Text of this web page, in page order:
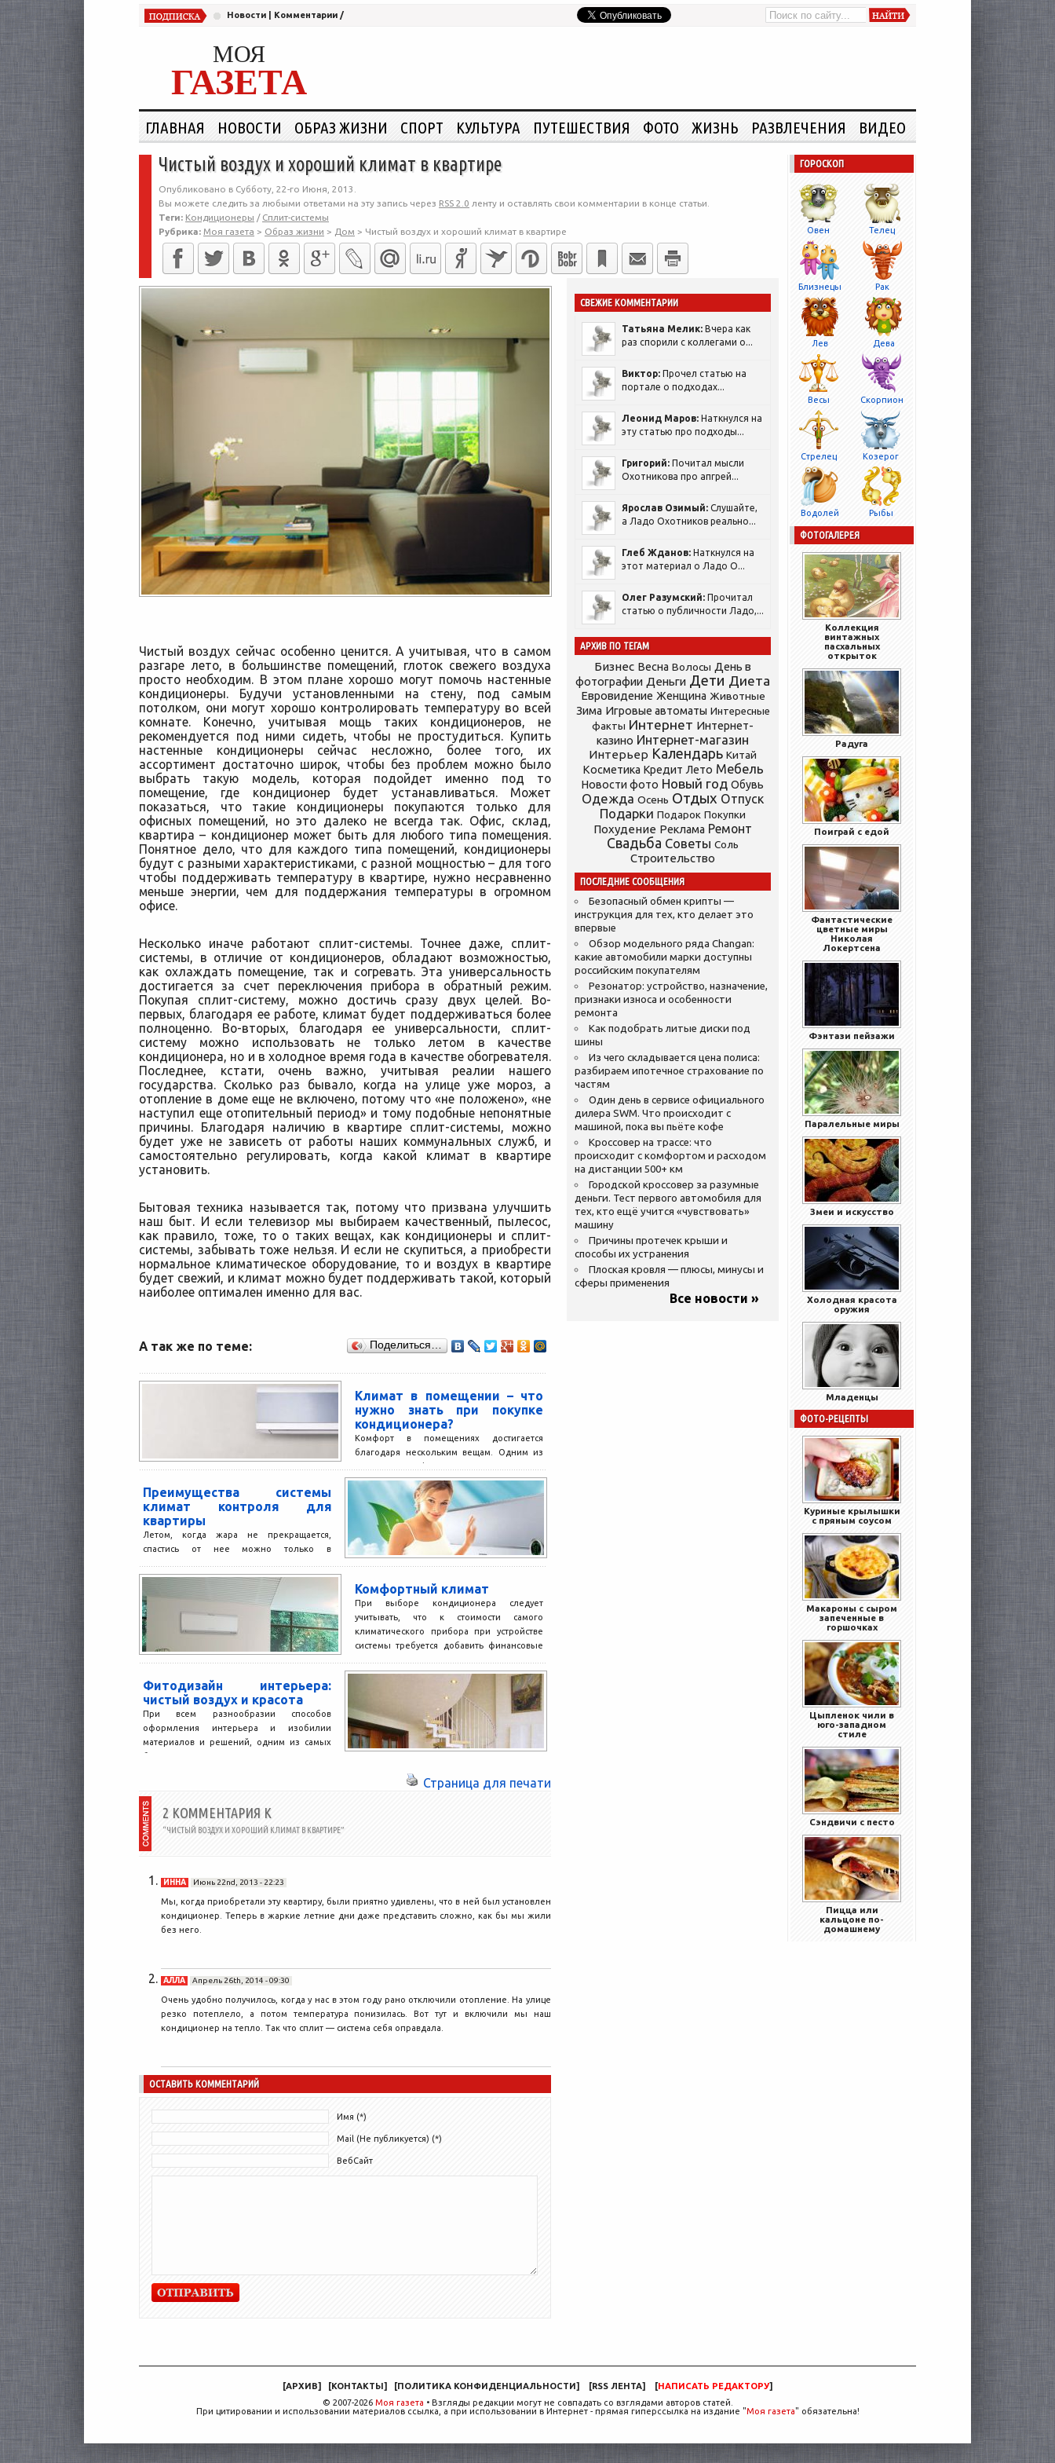
Новости Комментарии /
МОЯ
ГАЗЕТА
ГЛАВНАЯ НОВОСТИ ОБРАЗ ЖИЗНИ СПОРТ КУЛЬТУРА ПУТЕШЕСТВИЯ ФОТО ЖИЗНЬ РАЗВЛЕЧЕНИЯ ВИДЕО
Чистый воздух и хороший климат в квартире
Опубликовано в Субботу, 22-го Июня, 2013.
Вы можете следить за любыми ответами на эту запись через RSS 2.0 ленту и оставлять свои комментарии в конце статьи.
Теги: Кондиционеры / Сплит-системы
Рубрика: Моя газета > Образ жизни > Дом > Чистый воздух и хороший климат в квартире
Чистый воздух сейчас особенно ценится. А учитывая, что в самом
разгаре лето, в большинстве помещений, глоток свежего воздуха
просто необходим. В этом плане хорошо могут помочь настенные
кондиционеры. Будучи установленными на стену, под самым
потолком, они могут хорошо контролировать температуру во всей
комнате. Конечно, учитывая мощь таких кондиционеров, не
рекомендуется под ними сидеть, чтобы не простудиться. Купить
настенные кондиционеры сейчас несложно, более того, их
ассортимент достаточно широк, чтобы без проблем можно было
выбрать такую модель, которая подойдет именно под то
помещение, где кондиционер будет устанавливаться. Может
показаться, что такие кондиционеры покупаются только для
офисных помещений, но это далеко не всегда так. Офис, склад,
квартира – кондиционер может быть для любого типа помещения.
Понятное дело, что для каждого типа помещений, кондиционеры
будут с разными характеристиками, с разной мощностью – для того
чтобы поддерживать температуру в квартире, нужно несравненно
меньше энергии, чем для поддержания температуры в огромном
офисе.
Несколько иначе работают сплит-системы. Точнее даже, сплит-
системы, в отличие от кондиционеров, обладают возможностью,
как охлаждать помещение, так и согревать. Эта универсальность
достигается за счет переключения прибора в обратный режим.
Покупая сплит-систему, можно достичь сразу двух целей. Во-
первых, благодаря ее работе, климат будет поддерживаться более
полноценно. Во-вторых, благодаря ее универсальности, сплит-
систему можно использовать не только летом в качестве
кондиционера, но и в холодное время года в качестве обогревателя.
Последнее, кстати, очень важно, учитывая реалии нашего
государства. Сколько раз бывало, когда на улице уже мороз, а
отопление в доме еще не включено, потому что «не положено», «не
наступил еще отопительный период» и тому подобные непонятные
причины. Благодаря наличию в квартире сплит-системы, можно
будет уже не зависеть от работы наших коммунальных служб, и
самостоятельно регулировать, когда какой климат в квартире
установить.
Бытовая техника называется так, потому что призвана улучшить
наш быт. И если телевизор мы выбираем качественный, пылесос,
как правило, тоже, то о таких вещах, как кондиционеры и сплит-
системы, забывать тоже нельзя. И если не скупиться, а приобрести
нормальное климатическое оборудование, то и воздух в квартире
будет свежий, и климат можно будет поддерживать такой, который
наиболее оптимален именно для вас.
А так же по теме: Поделиться…
Климат в помещении – что
нужно знать при покупке
кондиционера?
Комфорт в помещениях достигается
благодаря нескольким вещам. Одним из
таких факторов, является
проветриваемость комнат и свежий
воздух. Для того, чтобы...
Преимущества системы
климат контроля для
квартиры
Летом, когда жара не прекращается,
спастись от нее можно только в
всегда можно зайти...
Комфортный климат
При выборе кондиционера следует
учитывать, что к стоимости самого
климатического прибора при устройстве
системы требуется добавить финансовые
Фитодизайн интерьера:
чистый воздух и красота
При всем разнообразии способов
оформления интерьера и изобилии
материалов и решений, одним из самых
беспроигрышных остается декорирование
Страница для печати
2 КОММЕНТАРИЯ К
“ЧИСТЫЙ ВОЗДУХ И ХОРОШИЙ КЛИМАТ В КВАРТИРЕ”
ИННА Июнь 22nd, 2013 - 22:23
Мы, когда приобретали эту квартиру, были приятно удивлены, что в ней был установлен
кондиционер. Теперь в жаркие летние дни даже представить сложно, как бы мы жили
без него.
АЛЛА Апрель 26th, 2014 - 09:30
Очень удобно получилось, когда у нас в этом году рано отключили отопление. На улице
резко потеплело, а потом температура понизилась. Вот тут и включили мы наш
кондиционер на тепло. Так что сплит — система себя оправдала.
ОСТАВИТЬ КОММЕНТАРИЙ
Имя (*)
Mail (Не публикуется) (*)
ВебСайт
СВЕЖИЕ КОММЕНТАРИИ
Татьяна Мелик: Вчера как
раз спорили с коллегами о...
Виктор: Прочел статью на
портале о подходах...
Леонид Маров: Наткнулся на
эту статью про подходы...
Григорий: Почитал мысли
Охотникова про апгрей...
Ярослав Озимый: Слушайте,
а Ладо Охотников реально...
Глеб Жданов: Наткнулся на
этот материал о Ладо О...
Олег Разумский: Прочитал
статью о публичности Ладо,...
АРХИВ ПО ТЕГАМ
Бизнес Весна Волосы День в
фотографии Деньги Дети Диета
Евровидение Женщина Животные
Зима Игровые автоматы Интересные
факты Интернет Интернет-
казино Интернет-магазин
Интерьер Календарь Китай
Косметика Кредит Лето Мебель
Новости фото Новый год Обувь
Одежда Осень Отдых Отпуск
Подарки Подарок Покупки
Похудение Реклама Ремонт
Свадьба Советы Соль
Строительство
ПОСЛЕДНИЕ СООБЩЕНИЯ
Безопасный обмен крипты —
инструкция для тех, кто делает это
впервые
Обзор модельного ряда Changan:
какие автомобили марки доступны
российским покупателям
Резонатор: устройство, назначение,
признаки износа и особенности
ремонта
Как подобрать литые диски под
шины
Из чего складывается цена полиса:
разбираем ипотечное страхование по
частям
Один день в сервисе официального
дилера SWM. Что происходит с
машиной, пока вы пьёте кофе
Кроссовер на трассе: что
происходит с комфортом и расходом
на дистанции 500+ км
Городской кроссовер за разумные
деньги. Тест первого автомобиля для
тех, кто ещё учится «чувствовать»
машину
Причины протечек крыши и
способы их устранения
Плоская кровля — плюсы, минусы и
сферы применения
Все новости »
ГОРОСКОП
Овен Телец
Близнецы Рак
Лев Дева
Весы Скорпион
Стрелец Козерог
Водолей Рыбы
ФОТОГАЛЕРЕЯ
Коллекция
винтажных
пасхальных
открыток
Радуга
Поиграй с едой
Фантастические
цветные миры
Николая
Локертсена
Фэнтази пейзажи
Паралельные миры
Змеи и искусство
Холодная красота
оружия
Младенцы
ФОТО-РЕЦЕПТЫ
Куриные крылышки
с пряным соусом
Макароны с сыром
запеченные в
горшочках
Цыпленок чили в
юго-западном
стиле
Сэндвичи с песто
Пицца или
кальцоне по-
домашнему
[АРХИВ] [КОНТАКТЫ] [ПОЛИТИКА КОНФИДЕНЦИАЛЬНОСТИ] [RSS ЛЕНТА] [НАПИСАТЬ РЕДАКТОРУ]
© 2007-2026 Моя газета • Взгляды редакции могут не совпадать со взглядами авторов статей.
При цитировании и использовании материалов ссылка, а при использовании в Интернет - прямая гиперссылка на издание "Моя газета" обязательна!